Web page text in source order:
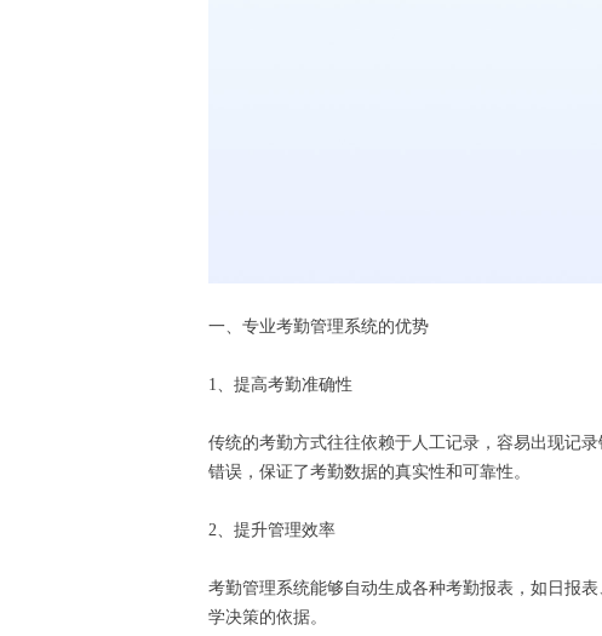
一、专业考勤管理系统的优势
1、提高考勤准确性
传统的考勤方式往往依赖于人工记录，容易出现记
错误，保证了考勤数据的真实性和可靠性。
2、提升管理效率
考勤管理系统能够自动生成各种考勤报表，如日报
学决策的依据。